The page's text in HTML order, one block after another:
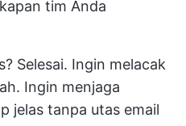
tim Anda
Selesai. Ingin melacak
Ingin menjaga
jelas tanpa utas email